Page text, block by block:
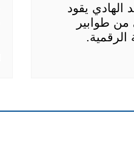
الهادي يقود
من طوابير
الرقمية.